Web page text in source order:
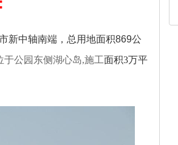
新中轴南端，总用地面积869公
于公园东侧湖心岛,施工面积3万平